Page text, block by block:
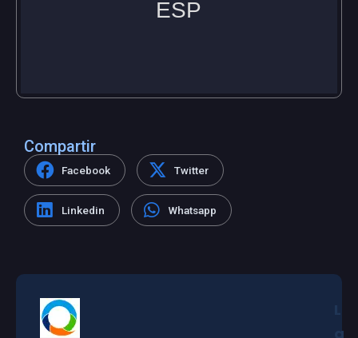
Compartir
Facebook Twitter
Linkedin Whatsapp
a